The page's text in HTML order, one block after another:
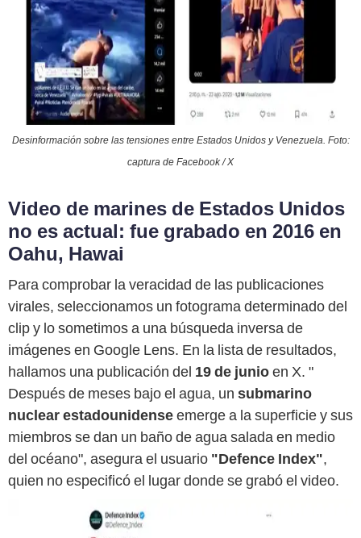
Desinformación sobre las tensiones entre Estados Unidos y Venezuela. Foto:
captura de Facebook / X
Video de marines de Estados Unidos
no es actual: fue grabado en 2016 en
Oahu, Hawai
Para comprobar la veracidad de las publicaciones
virales, seleccionamos un fotograma determinado del
clip y lo sometimos a una búsqueda inversa de
imágenes en Google Lens. En la lista de resultados,
hallamos una publicación del 19 de junioen X. "
Después de meses bajo el agua, un submarino
nuclear estadounidenseemerge a la superficie y sus
miembros se dan un baño de agua salada en medio
del océano", asegura el usuario "Defence Index",
quien no especificó el lugar donde se grabó el video.